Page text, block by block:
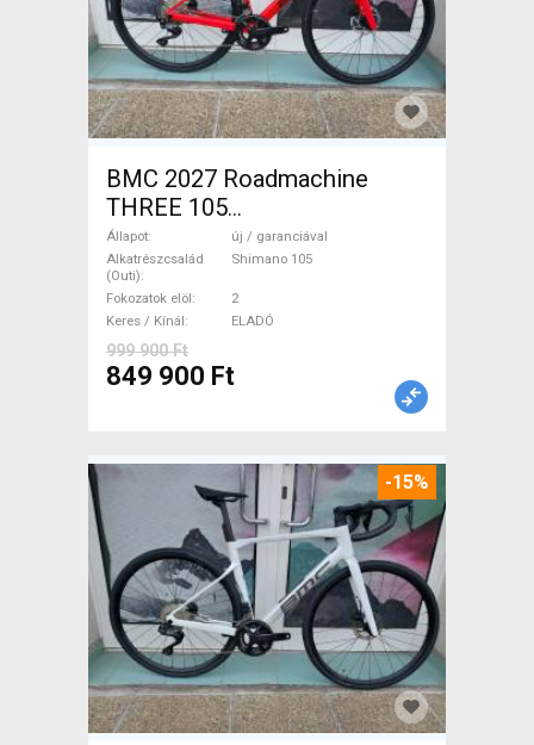
BMC 2027 Roadmachine
THREE 105
(47,51,54,56,58,61) Országúti
Shimano 105 tárcsafék új /
garanciával ELADÓ
Állapot
új / garanciával
Alkatrészcsalád
(Outi)
Shimano 105
Fokozatok elöl
2
Keres / Kínál
ELADÓ
999 900 Ft
849 900 Ft
-15%